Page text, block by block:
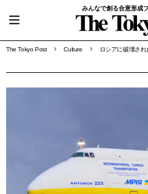
みんなで創る合意形成
The Tokyo Post Culture ロシアに破壊さ